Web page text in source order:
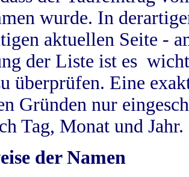
wurde. In
aktuellen Seite -
der Liste ist es
überprüfen. Eine
Gründen nur
Tag, Monat und Jahr.
der Namen